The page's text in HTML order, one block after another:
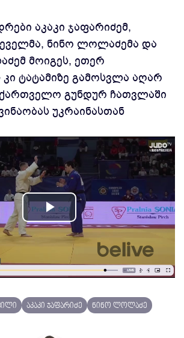
აკაკი ჯაფარიძემ,
ნინო ლოლაძემა და
მოიგეს, ეთერ
ტატამიზე გამოსვლა აღარ
გუნდურ ჩათვლაში
უკრაინასთან
Play
Video
აკაკი ჯაფარიძე ნინო ლოლაძე